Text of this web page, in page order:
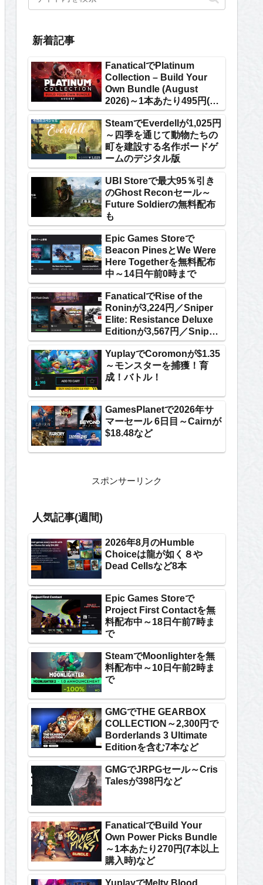
新着記事
FanaticalでPlatinum
Collection – Build Your
Own Bundle (August
2026)～1本あたり495円(7
本以上購入時)など
SteamでEverdellが1,025円
～四季を通じて動物たちの
町を建設する名作ボードゲ
ームのデジタル版
UBI Storeで最大95％引き
のGhost Reconセール～
Future Soldierの無料配布
も
Epic Games Storeで
Beacon PinesとWe Were
Here Togetherを無料配布
中～14日午前0時まで
FanaticalでRise of the
Roninが3,224円／Sniper
Elite: Resistance Deluxe
Editionが3,567円／Sniper
Ghost Warrior Contractsが
239円
YuplayでCoromonが$1.35
～モンスターを捕獲！育
成！バトル！
GamesPlanetで2026年サ
マーセール 6日目～Cairnが
$18.48など
スポンサーリンク
人気記事(週間)
2026年8月のHumble
Choiceは龍が如く８や
Dead Cellsなど8本
Epic Games Storeで
Project First Contactを無
料配布中～18日午前7時ま
で
SteamでMoonlighterを無
料配布中～10日午前2時ま
で
GMGでTHE GEARBOX
COLLECTION～2,300円で
Borderlands 3 Ultimate
Editionを含む7本など
GMGでJRPGセール～Cris
Talesが398円など
FanaticalでBuild Your
Own Power Picks Bundle
～1本あたり270円(7本以上
購入時)など
YuplayでMelty Blood